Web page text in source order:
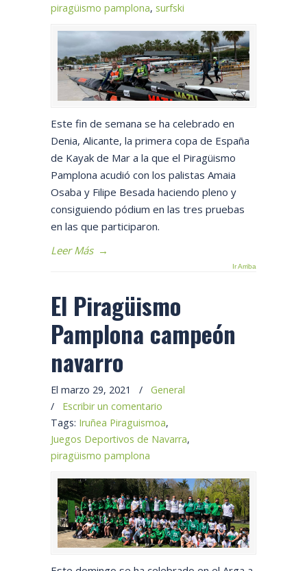
piragüismo pamplona, surfski
Este fin de semana se ha celebrado en
Denia, Alicante, la primera copa de España
de Kayak de Mar a la que el Piragüismo
Pamplona acudió con los palistas Amaia
Osaba y Filipe Besada haciendo pleno y
consiguiendo pódium en las tres pruebas
en las que participaron.
Leer Más →
Ir Arriba
El Piragüismo
Pamplona campeón
navarro
El marzo 29, 2021 /
General
/ Escribir un comentario
Tags: Iruñea Piraguismoa,
Juegos Deportivos de Navarra,
piragüismo pamplona